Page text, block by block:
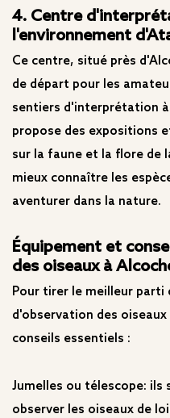
4. Centre
l'environnement
Ce centre, situé près
de départ pour les
sentiers d'interprétation
propose des expositions
sur la faune et la flore de
mieux connaître les
aventurer dans la nature.
Équipement et
des oiseaux à
Pour tirer le meilleur parti
d'observation des
conseils essentiels :
Jumelles ou télescope: ils
observer les oiseaux de